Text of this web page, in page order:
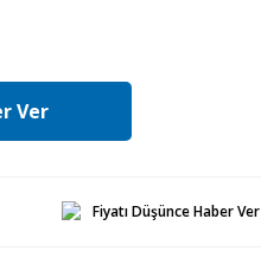
Ver
Fiyatı Düşünce Haber Ver